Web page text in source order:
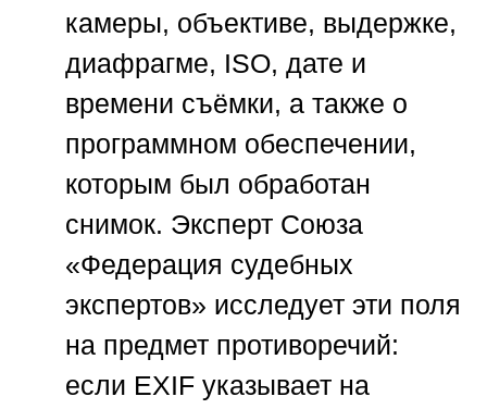
камеры, объективе, выдержке,
диафрагме, ISO, дате и
времени съёмки, а также о
программном обеспечении,
которым был обработан
снимок. Эксперт Союза
«Федерация судебных
экспертов» исследует эти поля
на предмет противоречий:
если EXIF указывает на